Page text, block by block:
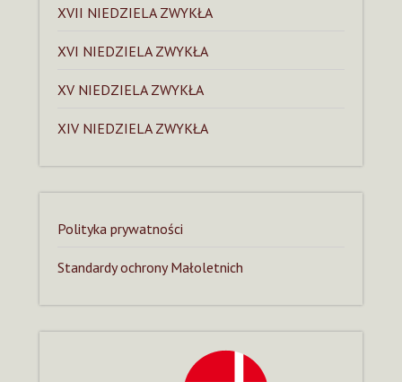
XVII NIEDZIELA ZWYKŁA
XVI NIEDZIELA ZWYKŁA
XV NIEDZIELA ZWYKŁA
XIV NIEDZIELA ZWYKŁA
Polityka prywatności
Standardy ochrony Małoletnich